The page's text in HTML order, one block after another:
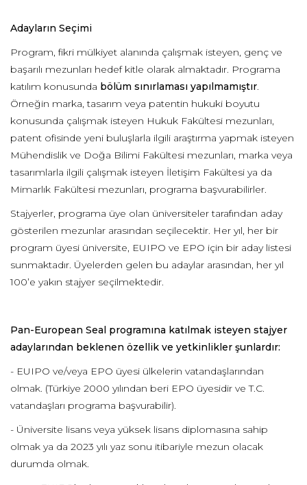
Adayların Seçimi
Program, fikri mülkiyet alanında çalışmak isteyen, genç ve
başarılı mezunları hedef kitle olarak almaktadır. Programa
katılım konusunda bölüm sınırlaması yapılmamıştır.
Örneğin marka, tasarım veya patentin hukuki boyutu
konusunda çalışmak isteyen Hukuk Fakültesi mezunları,
patent ofisinde yeni buluşlarla ilgili araştırma yapmak isteyen
Mühendislik ve Doğa Bilimi Fakültesi mezunları, marka veya
tasarımlarla ilgili çalışmak isteyen İletişim Fakültesi ya da
Mimarlık Fakültesi mezunları, programa başvurabilirler.
Stajyerler, programa üye olan üniversiteler tarafından aday
gösterilen mezunlar arasından seçilecektir. Her yıl, her bir
program üyesi üniversite, EUIPO ve EPO için bir aday listesi
sunmaktadır. Üyelerden gelen bu adaylar arasından, her yıl
100’e yakın stajyer seçilmektedir.
Pan-European Seal programına katılmak isteyen stajyer
adaylarından beklenen özellik ve yetkinlikler şunlardır:
- EUIPO ve/veya EPO üyesi ülkelerin vatandaşlarından
olmak. (Türkiye 2000 yılından beri EPO üyesidir ve T.C.
vatandaşları programa başvurabilir).
- Üniversite lisans veya yüksek lisans diplomasına sahip
olmak ya da 2023 yılı yaz sonu itibariyle mezun olacak
durumda olmak.